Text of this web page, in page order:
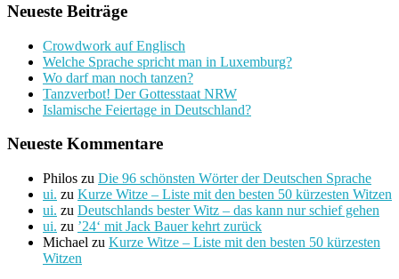
Neueste Beiträge
Crowdwork auf Englisch
Welche Sprache spricht man in Luxemburg?
Wo darf man noch tanzen?
Tanzverbot! Der Gottesstaat NRW
Islamische Feiertage in Deutschland?
Neueste Kommentare
Philos zu Die 96 schönsten Wörter der Deutschen Sprache
ui. zu Kurze Witze – Liste mit den besten 50 kürzesten Witzen
ui. zu Deutschlands bester Witz – das kann nur schief gehen
ui. zu ’24‘ mit Jack Bauer kehrt zurück
Michael zu Kurze Witze – Liste mit den besten 50 kürzesten
Witzen